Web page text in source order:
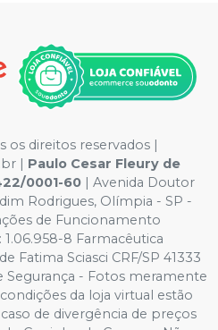
os direitos reservados |
| Paulo Cesar Fleury de
0001-60 | Avenida Doutor
Rodrigues, Olímpia - SP -
de Funcionamento
8 Farmacêutica
Fatima Sciasci CRF/SP 41333
Segurança - Fotos meramente
da loja virtual estão
de divergência de preços